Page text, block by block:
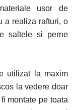
usor de
a realiza rafturi, o
saltele si perne
utilizat la maxim
la vedere doar
montate pe toata